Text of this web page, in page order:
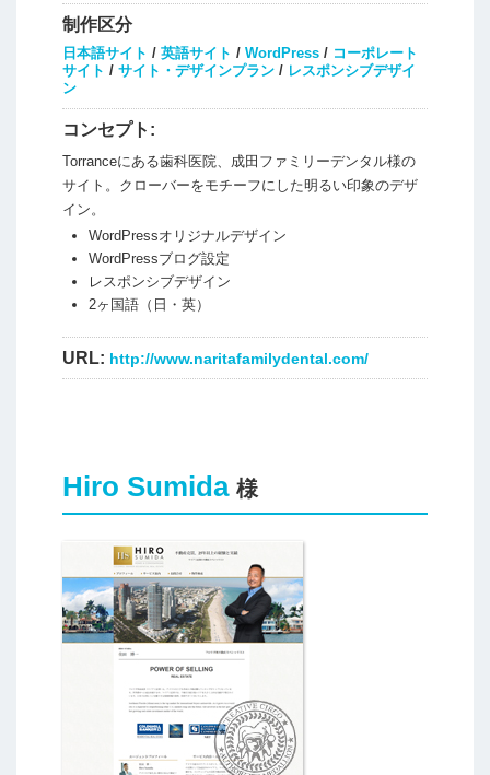
制作区分
日本語サイト / 英語サイト / WordPress/ コーポレート
サイト / サイト・デザインプラン/ レスポンシブデザイ
ン
コンセプト:
Torranceにある歯科医院、成田ファミリーデンタル様の
サイト。クローバーをモチーフにした明るい印象のデザ
イン。
WordPressオリジナルデザイン
WordPressブログ設定
レスポンシブデザイン
2ヶ国語（日・英）
URL: http://www.naritafamilydental.com/
Hiro Sumida 様